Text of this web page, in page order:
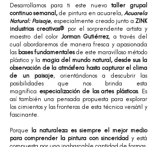
Desarrollamos para ti este nuevotaller grupal
continuo semanal, de pintura en acuarela,Acuarela
Natural: Paisaje, especialmente creado junto a ZINK
industrias creativas® por el sorprendente artista y
maestro del color Jorman Gutiérrez, a través del
cual abordaremos de manera fresca y apasionada
las bases fundamentalesde este maravilloso método
plástico y la magia del mundo natural, desde sus la
observación de la atmósfera hasta capturar el clima
de un paisaje, orientándonos a descubrir las
posibilidades que nos brinda esta
magnífica especialización de las artes plásticas. Es
así también una pensada propuesta para explorar
los cimientos y las fronteras de esta técnica versátil y
fascinante.
Porque la naturaleza es siempre el mejor medio
para comprender la pintura con sinceridad y está